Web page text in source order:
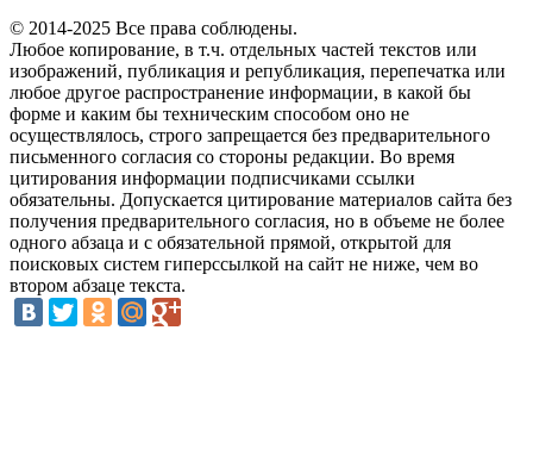
© 2014-2025 Все права соблюдены.
Любое копирование, в т.ч. отдельных частей текстов или
изображений, публикация и републикация, перепечатка или
любое другое распространение информации, в какой бы
форме и каким бы техническим способом оно не
осуществлялось, строго запрещается без предварительного
письменного согласия со стороны редакции. Во время
цитирования информации подписчиками ссылки
обязательны. Допускается цитирование материалов сайта без
получения предварительного согласия, но в объеме не более
одного абзаца и с обязательной прямой, открытой для
поисковых систем гиперссылкой на сайт не ниже, чем во
втором абзаце текста.